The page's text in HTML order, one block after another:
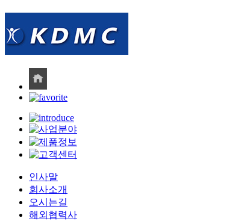
인사말
회사소개
오시는길
해외협력사